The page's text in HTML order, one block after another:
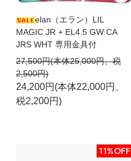
elan（エラン）LIL
MAGIC JR + EL4.5 GW CA
JRS WHT 専用金具付
27,500円(本体25,000円、税
2,500円)
24,200円(本体22,000円、
税2,200円)
11%OFF